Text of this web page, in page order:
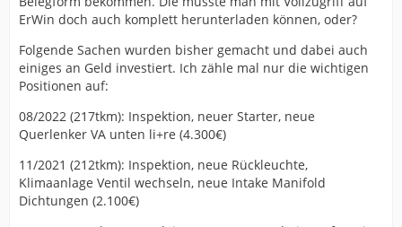
ErWin doch auch komplett herunterladen können, oder?
Folgende Sachen wurden bisher gemacht und dabei auch
einiges an Geld investiert. Ich zähle mal nur die wichtigen
Positionen auf:
08/2022 (217tkm): Inspektion, neuer Starter, neue
Querlenker VA unten li+re (4.300€)
11/2021 (212tkm): Inspektion, neue Rückleuchte,
Klimaanlage Ventil wechseln, neue Intake Manifold
Dichtungen (2.100€)